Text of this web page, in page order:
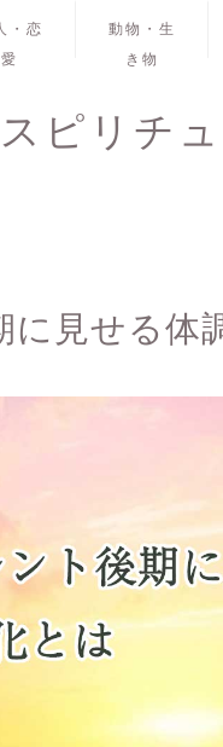
・恋
愛
動物・生
き物
スピリチ
見せる体